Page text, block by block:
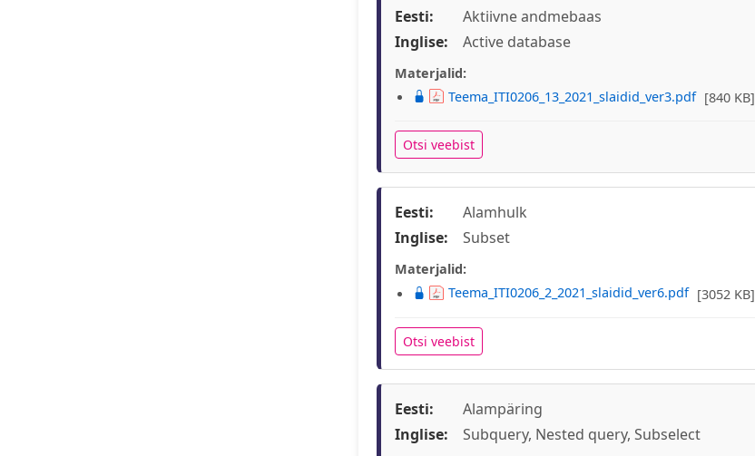
Eesti:
Aktiivne andmebaas
Inglise:
Active database
Materjalid:
Teema_ITI0206_13_2021_slaidid_ver3.pdf [840 KB]
Otsi veebist
Eesti:
Alamhulk
Inglise:
Subset
Materjalid:
Teema_ITI0206_2_2021_slaidid_ver6.pdf [3052 KB]
Otsi veebist
Eesti:
Alampäring
Inglise:
Subquery, Nested query, Subselect